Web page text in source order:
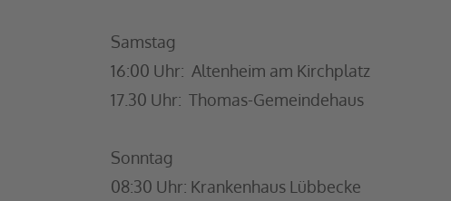
Samstag
16:00 Uhr: Altenheim am Kirchplatz
17.30 Uhr: Thomas-Gemeindehaus
Sonntag
08:30 Uhr: Krankenhaus Lübbecke